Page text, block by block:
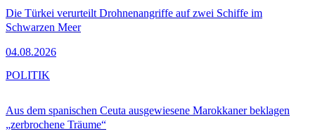
Die Türkei verurteilt Drohnenangriffe auf zwei Schiffe im
Schwarzen Meer
04.08.2026
Aus dem spanischen Ceuta ausgewiesene Marokkaner beklagen
„zerbrochene Träume“
POLITIK